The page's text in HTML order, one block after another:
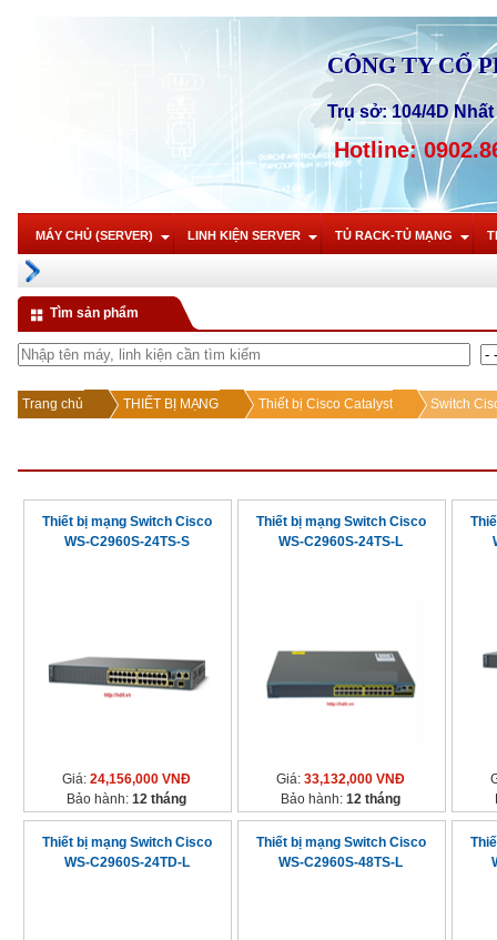
CÔNG TY CỔ
Trụ sở: 104/4D
Hotline:
MÁY CHỦ (SERVER) LINH KIỆN SERVER TỦ RACK-TỦ MẠNG
Tìm sản phẩm
Trang chủ THIẾT BỊ MẠNG Thiết bị Cisco Catalyst Switch
Thiết bị mạng Switch Cisco
WS-C2960S-24TS-S
Giá:24,156,000 VNĐ
Bảo hành:12 tháng
Thiết bị mạng Switch Cisco
WS-C2960S-24TS-L
Giá:33,132,000 VNĐ
Bảo hành:12 tháng
Thiết bị mạng Switch Cisco
WS-C2960S-24TD-L
Thiết bị mạng Switch Cisco
WS-C2960S-48TS-L